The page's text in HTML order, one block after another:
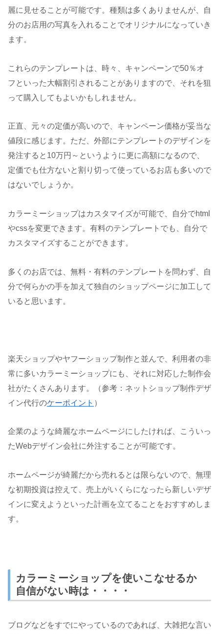
麗に見せることが可能です。種類は多くありませんが、自
分のお店用の写真を入れることでオリジナルになっていき
ます。
これらのテンプレートは、時々、キャンペーンで50％オ
フといった大幅割引されることがありますので、それを狙
って購入してもよいかもしれません。
正直、元々の定価が高いので、キャンペーン価格が妥当な
値段に感じます。ただ、外部にテンプレートのデザインを
発注すると10万円～というように更に高額になるので、
定価でも仕方ないと割り切って使っているお店も多いので
はないでしょうか。
カラーミーショップはカスタマイズが可能で、自分でhtml
やcssを変更できます。有料のテンプレートでも、自分で
カスタマイズすることができます。
多くのお店では、無料・有料のテンプレートを問わず、自
分で何らかの手を加えて独自のショップページに加工して
いると思います。
楽天ショップやヤフーショップ制作と並んで、利用者の非
常に多いカラーミーショップにも、それに対応した制作会
社がたくさんあります。（参考：ネットショップ制作デザ
イン代行のケーポイント ）
企業のような綺麗なホームページにしたければ、こういっ
たWebデザイン会社に外注することが可能です。
ホームページが綺麗だから売れるとは限らないので、無理
な初期投資は控えて、売上がいくらになったら新しいデザ
インに変えようといった計画を立てることをおすすめしま
す。
カラーミーショップを使いこなせるか
自信がない時は・・・・
ブログなどをすでにやっているのであれば、大雑把な言い